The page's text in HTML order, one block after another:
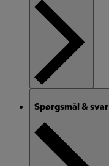
Spørgsmål & svar